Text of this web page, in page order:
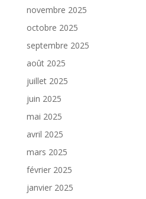
novembre 2025
octobre 2025
septembre 2025
août 2025
juillet 2025
juin 2025
mai 2025
avril 2025
mars 2025
février 2025
janvier 2025